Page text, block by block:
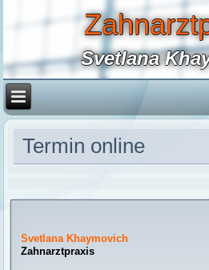
Svetlana
Termin online
Svetlana Khaymovich
Zahnarztpraxis